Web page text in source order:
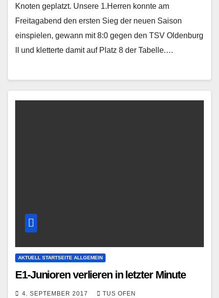
Knoten geplatzt. Unsere 1.Herren konnte am
Freitagabend den ersten Sieg der neuen Saison
einspielen, gewann mit 8:0 gegen den TSV Oldenburg
II und kletterte damit auf Platz 8 der Tabelle.…
AKTUELL STARTSEITE ALLGEMEIN
E1-Junioren verlieren in letzter Minute
4. SEPTEMBER 2017 TUS OFEN